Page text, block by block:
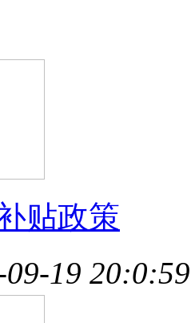
贴政策
19 20:0:59